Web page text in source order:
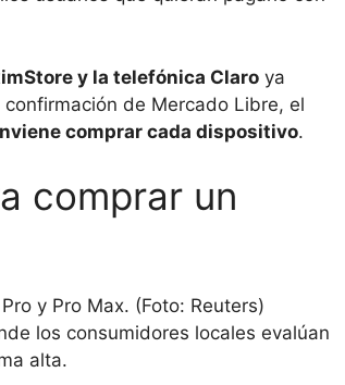
y la telefónica Claro ya
de Mercado Libre, el
comprar cada dispositivo.
comprar un
y Pro Max. (Foto: Reuters)
los consumidores locales evalúan
alta.